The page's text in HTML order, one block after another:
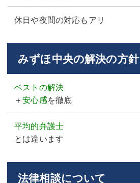
休日や夜間の対応もアリ
みずほ中央の解決の方針
ベストの解決
＋安心感を徹底
平均的弁護士
とは違います
法律相談について